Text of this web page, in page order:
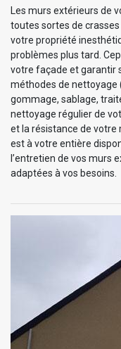
Les murs extérieurs de
toutes sortes de
votre propriété
problèmes plus tard.
votre façade et garantir
méthodes de nettoyage
gommage, sablage,
nettoyage régulier de
et la résistance de votre
est à votre entière
l’entretien de vos murs
adaptées à vos besoins.